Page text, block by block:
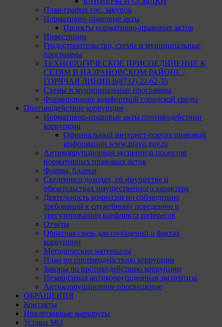
План-график гос. закупок
Нормативно-правовые акты
Проекты нормативно-правовых актов
Инвестиции
Градостроительство, схемы и муниципальные
программы
ТЕХНОЛОГИЧЕСКОЕ ПРИСОЕДИНЕНИЕ К
СЕТЯМ В НАЗРАНОВСКОМ РАЙОНЕ /
ГОРЯЧАЯ ЛИНИЯ 8(8732) 22-62-35
Схемы и муниципальные программы
Формирование комфортной городской среды
Противодействие коррупции
Нормативно-правовые акты противодействии
коррупции
Официальный интернет-портал правовой
информации www.pravo.gov.ru
Антикоррупционная экспертиза проектов
нормативных правовых актов
Формы, бланки
Сведения о доходах, об имуществе и
обязательствах имущественного характера
Деятельность комиссии по соблюдению
требований к служебному поведению и
урегулированию конфликта интересов
Отчёты
Обратная связь для сообщений о фактах
коррупции
Методические материалы
План по противодействию коррупции
Законы по противодействию коррупции
Независимая антикоррупционная экспертиза
Антикоррупционное просвещение
ОБРАЩЕНИЯ
Контакты
Инклюзивные маршруты
Уставы МО